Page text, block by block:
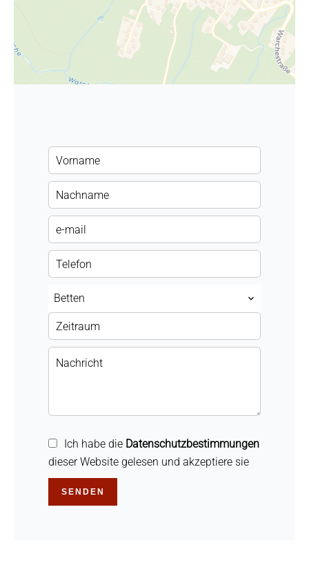
Betten
Ich habe die Datenschutzbestimmungen
dieser Website gelesen und akzeptiere sie
SENDEN